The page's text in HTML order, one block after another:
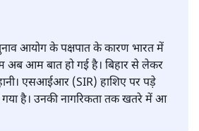
आयोग के पक्षपात के कारण भारत में
अब आम बात हो गई है। बिहार से लेकर
एसआईआर (SIR) हाशिए पर पड़े
है। उनकी नागरिकता तक खतरे में आ